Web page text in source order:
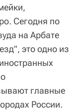
Сегодня по
на Арбате
это одно из
главные
России.